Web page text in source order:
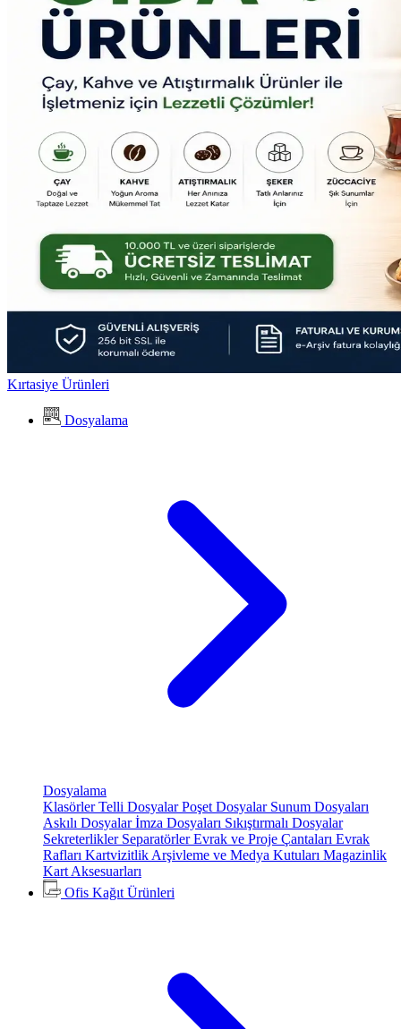
Kırtasiye Ürünleri
Dosyalama
Dosyalama
KlasörlerTelli DosyalarPoşet Dosyalar Sunum Dosyaları
Askılı Dosyalarİmza Dosyaları Sıkıştırmalı Dosyalar
Sekreterlikler SeparatörlerEvrak ve Proje Çantaları Evrak
Rafları Kartvizitlik Arşivleme ve Medya Kutuları Magazinlik
Kart Aksesuarları
Ofis Kağıt Ürünleri